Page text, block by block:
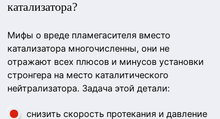
катализатора?
Мифы о вреде пламегасителя вместо
катализатора многочисленны, они не
отражают всех плюсов и минусов установки
стронгера на место каталитического
нейтрализатора. Задача этой детали:
снизить скорость протекания и давление